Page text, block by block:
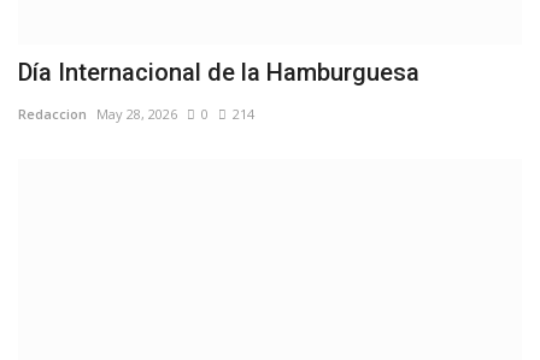
Día Internacional de la Hamburguesa
Redaccion May 28, 2026 0 214